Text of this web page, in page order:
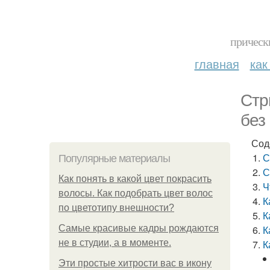
главная
Популярные материалы
Как понять в какой цвет покрасить
волосы. Как подобрать цвет волос
по цветотипу внешности?
Самые красивые кадры рождаются
не в студии, а в моменте.
Эти простые хитрости вас в икону